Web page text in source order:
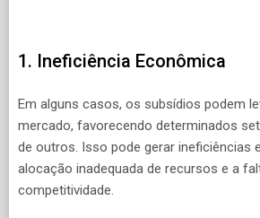
1. Ineficiência Econômica
Em alguns casos, os subsídios podem
mercado, favorecendo determinados
de outros. Isso pode gerar ineficiências
alocação inadequada de recursos e a
competitividade.